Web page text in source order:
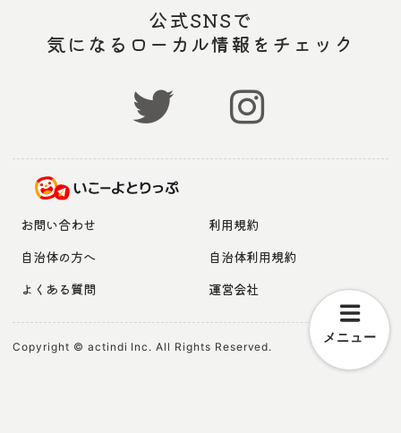
メニュー
公式SNSで
気になるローカル情報をチェック
お問い合わせ
利用規約
自治体の方へ
自治体利用規約
よくある質問
運営会社
Copyright © actindi Inc. All Rights Reserved.